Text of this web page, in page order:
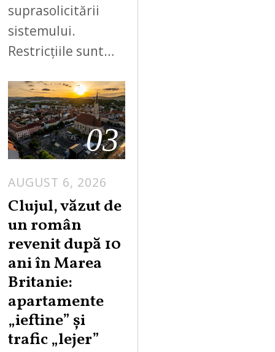
suprasolicitării
sistemului.
Restricțiile sunt…
03
AUGUST 6, 2026
Clujul, văzut de
un român
revenit după 10
ani în Marea
Britanie:
apartamente
„ieftine” și
trafic „lejer”